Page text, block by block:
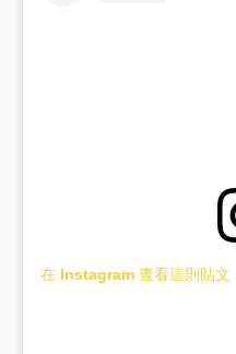
在 Instagram 查看這則貼文